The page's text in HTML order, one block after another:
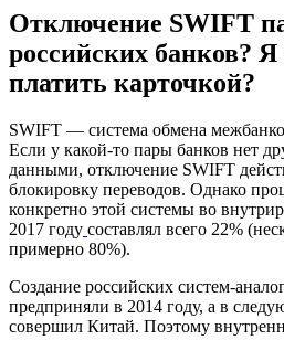
Отключение SWIFT
российских банков?
платить карточкой?
SWIFT — система обмена
Если у какой-то пары банков нет
данными, отключение SWIFT
блокировку переводов. Однако
конкретно этой системы во
2017 году составлял всего 22%
примерно 80%).
Создание российских систем-
предприняли в 2014 году, а в
совершил Китай. Поэтому